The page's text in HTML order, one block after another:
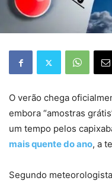
O verão chega
embora “amostras
um tempo pelos
mais quente do ano, a
Segundo